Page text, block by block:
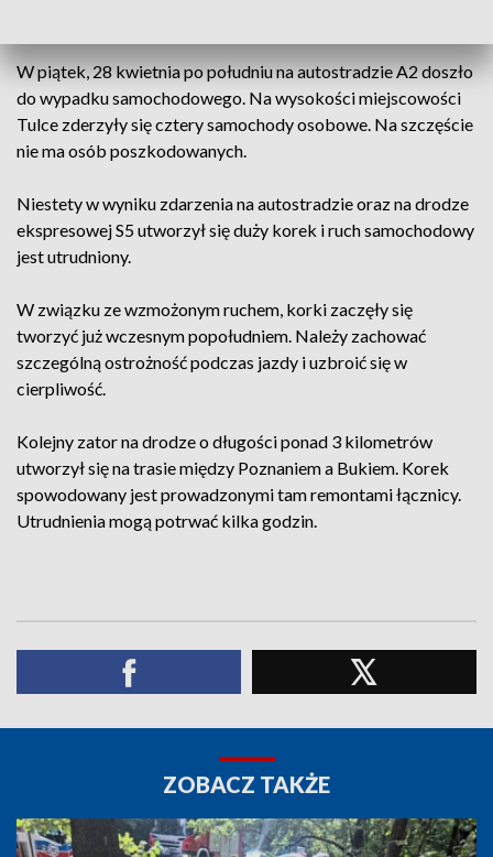
W piątek, 28 kwietnia po południu na autostradzie A2 doszło
do wypadku samochodowego. Na wysokości miejscowości
Tulce zderzyły się cztery samochody osobowe. Na szczęście
nie ma osób poszkodowanych.
Niestety w wyniku zdarzenia na autostradzie oraz na drodze
ekspresowej S5 utworzył się duży korek i ruch samochodowy
jest utrudniony.
W związku ze wzmożonym ruchem, korki zaczęły się
tworzyć już wczesnym popołudniem. Należy zachować
szczególną ostrożność podczas jazdy i uzbroić się w
cierpliwość.
Kolejny zator na drodze o długości ponad 3 kilometrów
utworzył się na trasie między Poznaniem a Bukiem. Korek
spowodowany jest prowadzonymi tam remontami łącznicy.
Utrudnienia mogą potrwać kilka godzin.
ZOBACZ TAKŻE